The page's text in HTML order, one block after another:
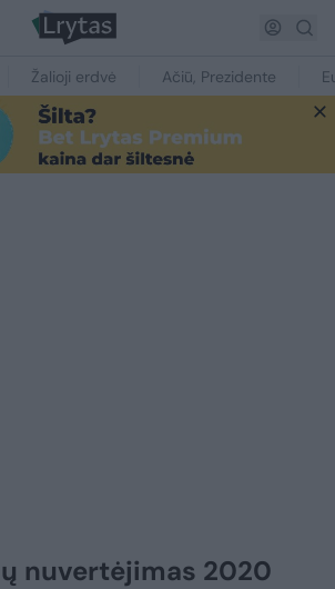
Žalioji erdvė Ačiū, Prezidente
nuvertėjimas 2020